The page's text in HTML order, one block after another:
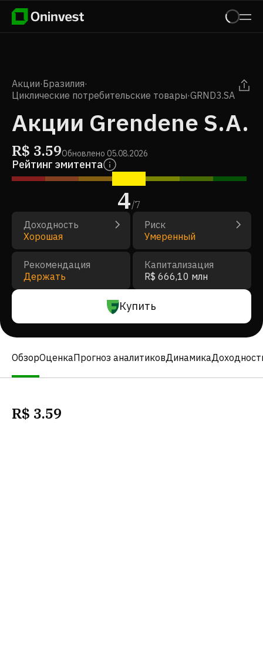
Акции·Бразилия·
Циклические потребительские товары·GRND3.SA
Акции Grendene S.A.
R$ 3.59Обновлено 05.08.2026
Рейтинг эмитента
4/7
Доходность
Хорошая
Риск
Умеренный
Рекомендация
Держать
Капитализация
R$ 666,10 млн
Купить
ОбзорОценкаПрогноз аналитиковДинамика
R$ 3.59